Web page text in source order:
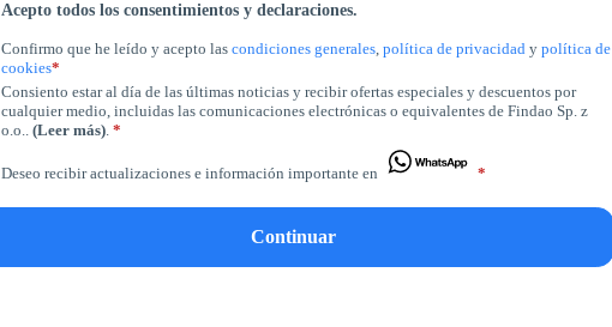
Acepto todos los consentimientos y declaraciones.
Confirmo que he leído y acepto las condiciones generales, política de privacidad y política de
cookies*
Consiento estar al día de las últimas noticias y recibir ofertas especiales y descuentos por
cualquier medio, incluidas las comunicaciones electrónicas o equivalentes de Findao Sp. z
o.o.. (Leer más). *
Deseo recibir actualizaciones e información importante en *
Continuar